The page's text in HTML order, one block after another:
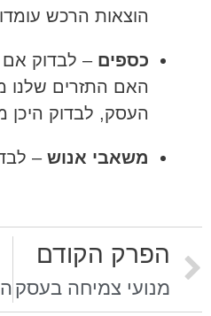
הוצאות הרכש
כספים – לבדוק
האם התזרים שלנו
העסק, לבדוק היכן
משאבי אנוש –
הפרק הקודם
מנועי צמיחה בעסק